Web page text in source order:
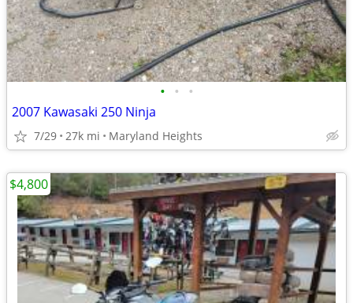
• • •
2007 Kawasaki 250 Ninja
7/29 27k mi Maryland Heights
$4,800